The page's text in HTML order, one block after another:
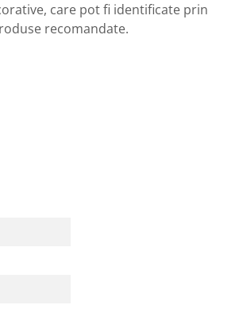
care pot fi identificate prin
recomandate.